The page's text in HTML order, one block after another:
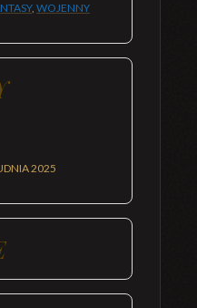
, WOJENNY
2025